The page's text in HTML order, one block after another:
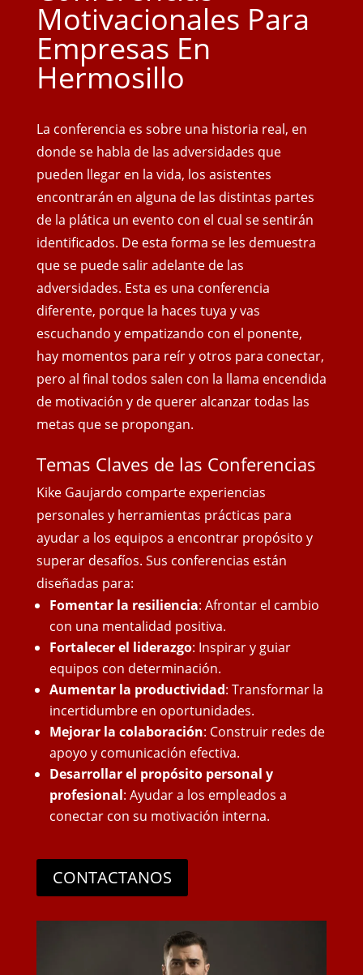
Motivacionales Para
Empresas En
Hermosillo
La conferencia es sobre una historia real, en
donde se habla de las adversidades que
pueden llegar en la vida, los asistentes
encontrarán en alguna de las distintas partes
de la plática un evento con el cual se sentirán
identificados. De esta forma se les demuestra
que se puede salir adelante de las
adversidades. Esta es una conferencia
diferente, porque la haces tuya y vas
escuchando y empatizando con el ponente,
hay momentos para reír y otros para conectar,
pero al final todos salen con la llama encendida
de motivación y de querer alcanzar todas las
metas que se propongan.
Temas Claves de las Conferencias
Kike Gaujardo comparte experiencias
personales y herramientas prácticas para
ayudar a los equipos a encontrar propósito y
superar desafíos. Sus conferencias están
diseñadas para:
Fomentar la resiliencia: Afrontar el cambio
con una mentalidad positiva.
Fortalecer el liderazgo: Inspirar y guiar
equipos con determinación.
Aumentar la productividad: Transformar la
incertidumbre en oportunidades.
Mejorar la colaboración: Construir redes de
apoyo y comunicación efectiva.
Desarrollar el propósito personal y
profesional: Ayudar a los empleados a
conectar con su motivación interna.
CONTACTANOS